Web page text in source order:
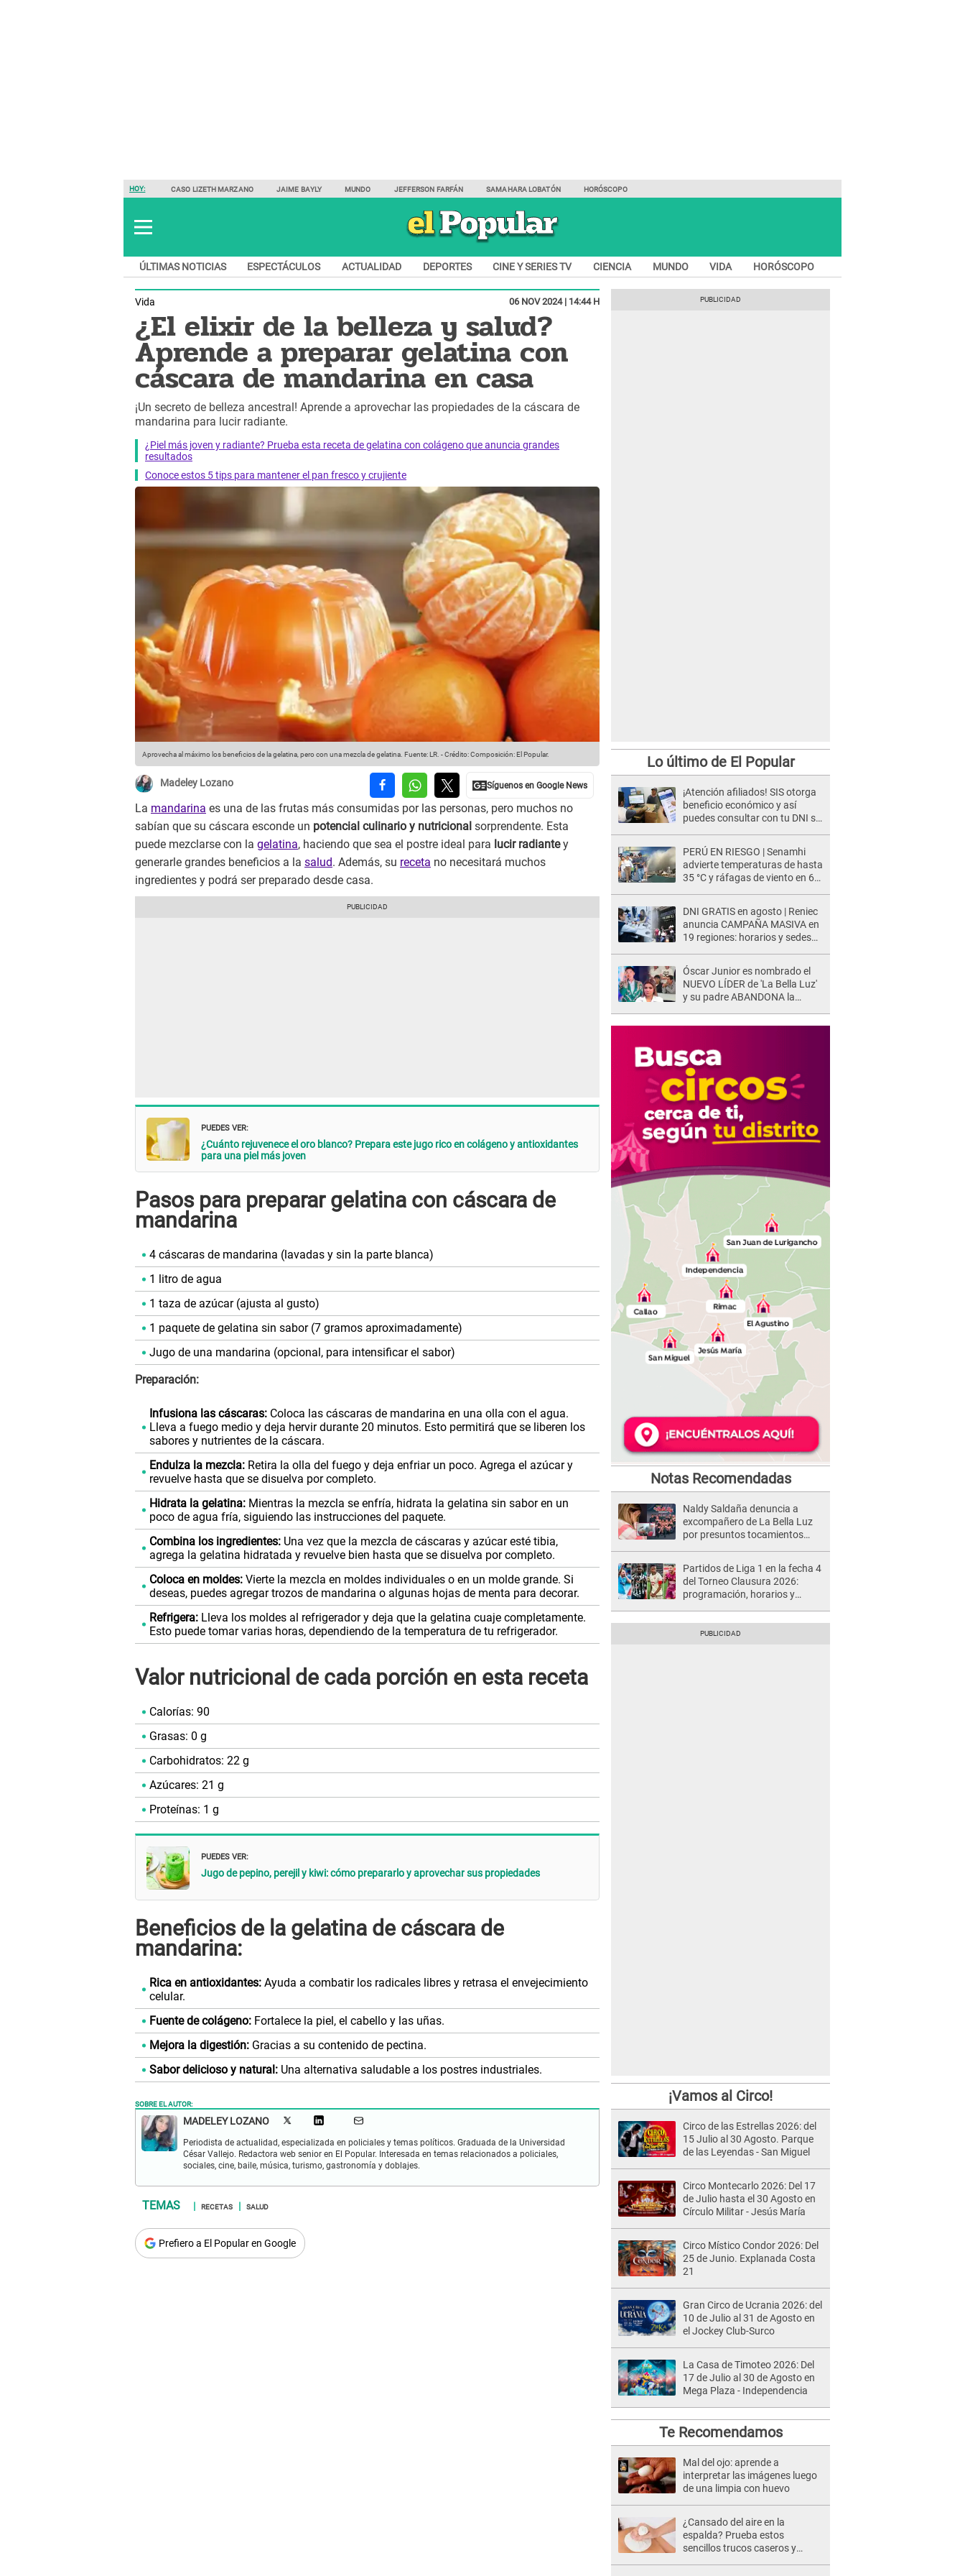
HOY: CASO LIZETH MARZANO JAIME BAYLY MUNDO JEFFERSON FARFÁN SAMAHARA LOBATÓN HORÓSCOPO
ÚLTIMAS NOTICIAS ESPECTÁCULOS ACTUALIDAD DEPORTES CINE Y SERIES TV CIENCIA MUNDO VIDA HORÓSCOPO
Vida 06 NOV 2024 | 14:44 H
¿El elixir de la belleza y salud?
Aprende a preparar gelatina con
cáscara de mandarina en casa
¡Un secreto de belleza ancestral! Aprende a aprovechar las propiedades de la cáscara de
mandarina para lucir radiante.
¿Piel más joven y radiante? Prueba esta receta de gelatina con colágeno que anuncia grandes
resultados
Conoce estos 5 tips para mantener el pan fresco y crujiente
Aprovecha al máximo los beneficios de la gelatina, pero con una mezcla de gelatina. Fuente: LR. -Crédito: Composición: El Popular.
Madeley Lozano
La mandarina es una de las frutas más consumidas por las personas, pero muchos no
sabían que su cáscara esconde un potencial culinario y nutricional sorprendente. Esta
puede mezclarse con la gelatina, haciendo que sea el postre ideal para lucir radiantey
generarle grandes beneficios a la salud. Además, su receta no necesitará muchos
ingredientes y podrá ser preparado desde casa.
PUEDES VER:
¿Cuánto rejuvenece el oro blanco? Prepara este jugo rico en colágeno y antioxidantes
para una piel más joven
Pasos para preparar gelatina con cáscara de
mandarina
4 cáscaras de mandarina (lavadas y sin la parte blanca)
1 litro de agua
1 taza de azúcar (ajusta al gusto)
1 paquete de gelatina sin sabor (7 gramos aproximadamente)
Jugo de una mandarina (opcional, para intensificar el sabor)
Preparación:
Infusiona las cáscaras: Coloca las cáscaras de mandarina en una olla con el agua.
Lleva a fuego medio y deja hervir durante 20 minutos. Esto permitirá que se liberen los
sabores y nutrientes de la cáscara.
Endulza la mezcla: Retira la olla del fuego y deja enfriar un poco. Agrega el azúcar y
revuelve hasta que se disuelva por completo.
Hidrata la gelatina: Mientras la mezcla se enfría, hidrata la gelatina sin sabor en un
poco de agua fría, siguiendo las instrucciones del paquete.
Combina los ingredientes: Una vez que la mezcla de cáscaras y azúcar esté tibia,
agrega la gelatina hidratada y revuelve bien hasta que se disuelva por completo.
Coloca en moldes: Vierte la mezcla en moldes individuales o en un molde grande. Si
deseas, puedes agregar trozos de mandarina o algunas hojas de menta para decorar.
Refrigera: Lleva los moldes al refrigerador y deja que la gelatina cuaje completamente.
Esto puede tomar varias horas, dependiendo de la temperatura de tu refrigerador.
Valor nutricional de cada porción en esta receta
Calorías: 90
Grasas: 0 g
Carbohidratos: 22 g
Azúcares: 21 g
Proteínas: 1 g
PUEDES VER:
Jugo de pepino, perejil y kiwi: cómo prepararlo y aprovechar sus propiedades
Beneficios de la gelatina de cáscara de
mandarina:
Rica en antioxidantes: Ayuda a combatir los radicales libres y retrasa el envejecimiento
celular.
Fuente de colágeno: Fortalece la piel, el cabello y las uñas.
Mejora la digestión: Gracias a su contenido de pectina.
Sabor delicioso y natural: Una alternativa saludable a los postres industriales.
SOBRE EL AUTOR:
MADELEY LOZANO
Periodista de actualidad, especializada en policiales y temas políticos. Graduada de la Universidad
César Vallejo. Redactora web senior en El Popular. Interesada en temas relacionados a policiales,
sociales, cine, baile, música, turismo, gastronomía y doblajes.
RECETAS SALUD
Prefiero a El Popular en Google
Lo último de El Popular
¡Atención afiliados! SIS otorga
beneficio económico y así
puedes consultar con tu DNI si
PERÚ EN RIESGO | Senamhi
advierte temperaturas de hasta
35 °C y ráfagas de viento en 6
DNI GRATIS en agosto | Reniec
anuncia CAMPAÑA MASIVA en
19 regiones: horarios y sedes
Óscar Junior es nombrado el
NUEVO LÍDER de 'La Bella Luz'
y su padre ABANDONA la
Notas Recomendadas
Naldy Saldaña denuncia a
excompañero de La Bella Luz
por presuntos tocamientos
Partidos de Liga 1 en la fecha 4
del Torneo Clausura 2026:
programación, horarios y
¡Vamos al Circo!
Circo de las Estrellas 2026: del
15 Julio al 30 Agosto. Parque
de las Leyendas - San Miguel
Circo Montecarlo 2026: Del 17
de Julio hasta el 30 Agosto en
Círculo Militar - Jesús María
Circo Místico Condor 2026: Del
25 de Junio. Explanada Costa
21
Gran Circo de Ucrania 2026: del
10 de Julio al 31 de Agosto en
el Jockey Club-Surco
La Casa de Timoteo 2026: Del
17 de Julio al 30 de Agosto en
Mega Plaza - Independencia
Te Recomendamos
Mal del ojo: aprende a
interpretar las imágenes luego
de una limpia con huevo
¿Cansado del aire en la
espalda? Prueba estos
sencillos trucos caseros y